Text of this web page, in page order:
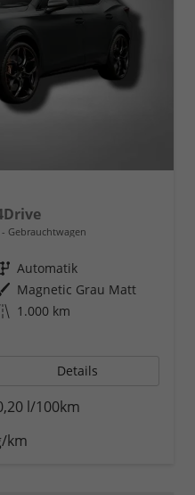
Gebrauchtwagen
Getriebe Automatik
Außenfarbe Magnetic Grau Matt
Kilometerstand 1.000 km
Details
l/100km
km